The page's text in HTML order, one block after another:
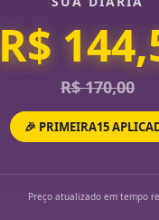
R$
R$ 170,00
🎉 PRIMEIRA15
Preço atualizado em tempo